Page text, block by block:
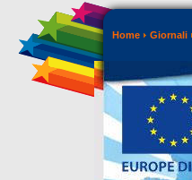
Home Giornali